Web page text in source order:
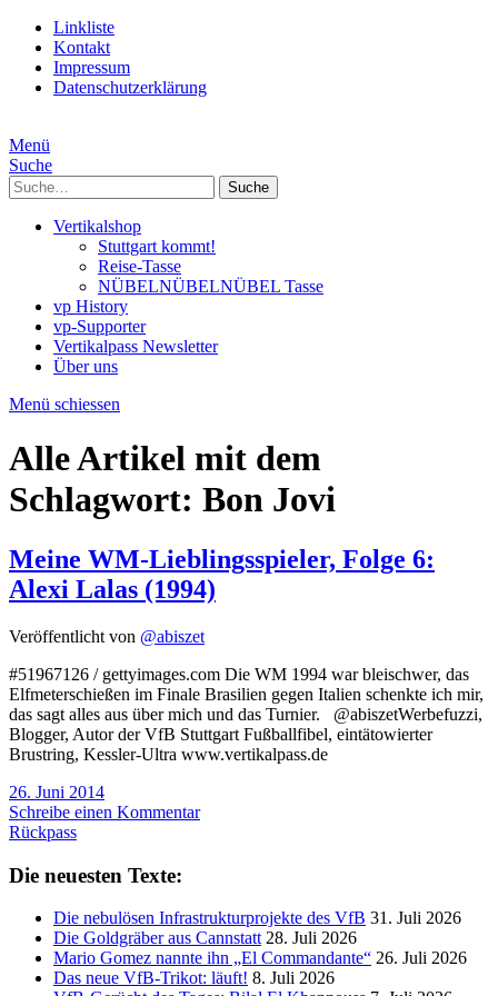
Linkliste
Kontakt
Impressum
Datenschutzerklärung
Menü
Suche
Suche
Vertikalshop
Stuttgart kommt!
Reise-Tasse
NÜBELNÜBELNÜBEL Tasse
vp History
vp-Supporter
Vertikalpass Newsletter
Über uns
Menü schiessen
Alle Artikel mit dem
Schlagwort: Bon Jovi
Meine WM-Lieblingsspieler, Folge 6:
Alexi Lalas (1994)
Veröffentlicht von @abiszet
#51967126 / gettyimages.com Die WM 1994 war bleischwer, das
Elfmeterschießen im Finale Brasilien gegen Italien schenkte ich mir,
das sagt alles aus über mich und das Turnier. @abiszetWerbefuzzi,
Blogger, Autor der VfB Stuttgart Fußballfibel, eintätowierter
Brustring, Kessler-Ultra www.vertikalpass.de
26. Juni 2014
Schreibe einen Kommentar
Rückpass
Die neuesten Texte:
Die nebulösen Infrastrukturprojekte des VfB 31. Juli 2026
Die Goldgräber aus Cannstatt 28. Juli 2026
Mario Gomez nannte ihn „El Commandante“ 26. Juli 2026
Das neue VfB-Trikot: läuft! 8. Juli 2026